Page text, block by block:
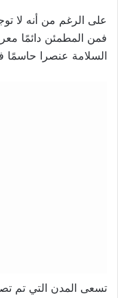
على الرغم من أنه لا
فمن المطمئن دائمًا
السلامة عنصرا حاسمًا
تسعى المدن التي تم